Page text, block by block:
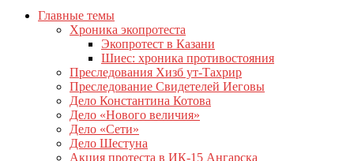
Главные темы
Хроника экопротеста
Экопротест в Казани
Шиес: хроника противостояния
Преследования Хизб ут-Тахрир
Преследование Свидетелей Иеговы
Дело Константина Котова
Дело «Нового величия»
Дело «Сети»
Дело Шестуна
Акция протеста в ИК-15 Ангарска